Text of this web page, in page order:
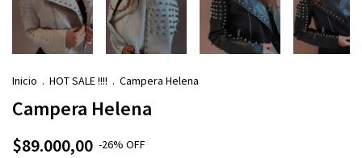
Inicio . HOT SALE !!!! . Campera Helena
Campera Helena
$89.000,00 -26% OFF